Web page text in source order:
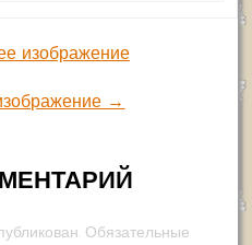
изображение
→
Обязательные